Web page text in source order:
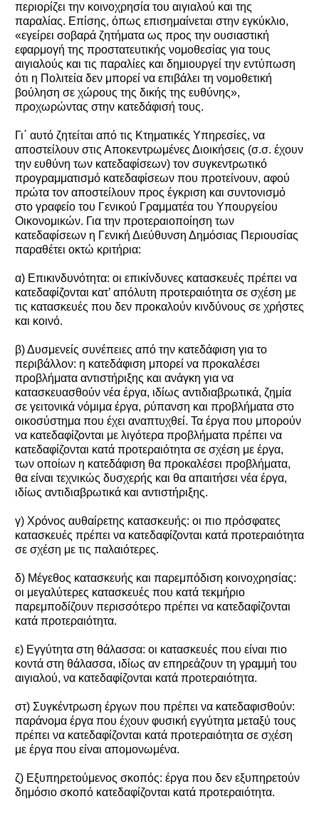
περιορίζει την κοινοχρησία του αιγιαλού και της
παραλίας. Επίσης, όπως επισημαίνεται στην εγκύκλιο,
«εγείρει σοβαρά ζητήματα ως προς την ουσιαστική
εφαρμογή της προστατευτικής νομοθεσίας για τους
αιγιαλούς και τις παραλίες και δημιουργεί την εντύπωση
ότι η Πολιτεία δεν μπορεί να επιβάλει τη νομοθετική
βούληση σε χώρους της δικής της ευθύνης»,
προχωρώντας στην κατεδάφισή τους.
Γι΄ αυτό ζητείται από τις Κτηματικές Υπηρεσίες, να
αποστείλουν στις Αποκεντρωμένες Διοικήσεις (σ.σ. έχουν
την ευθύνη των κατεδαφίσεων) τον συγκεντρωτικό
προγραμματισμό κατεδαφίσεων που προτείνουν, αφού
πρώτα τον αποστείλουν προς έγκριση και συντονισμό
στο γραφείο του Γενικού Γραμματέα του Υπουργείου
Οικονομικών. Για την προτεραιοποίηση των
κατεδαφίσεων η Γενική Διεύθυνση Δημόσιας Περιουσίας
παραθέτει οκτώ κριτήρια:
α) Επικινδυνότητα: οι επικίνδυνες κατασκευές πρέπει να
κατεδαφίζονται κατ’ απόλυτη προτεραιότητα σε σχέση με
τις κατασκευές που δεν προκαλούν κινδύνους σε χρήστες
και κοινό.
β) Δυσμενείς συνέπειες από την κατεδάφιση για το
περιβάλλον: η κατεδάφιση μπορεί να προκαλέσει
προβλήματα αντιστήριξης και ανάγκη για να
κατασκευασθούν νέα έργα, ιδίως αντιδιαβρωτικά, ζημία
σε γειτονικά νόμιμα έργα, ρύπανση και προβλήματα στο
οικοσύστημα που έχει αναπτυχθεί. Τα έργα που μπορούν
να κατεδαφίζονται με λιγότερα προβλήματα πρέπει να
κατεδαφίζονται κατά προτεραιότητα σε σχέση με έργα,
των οποίων η κατεδάφιση θα προκαλέσει προβλήματα,
θα είναι τεχνικώς δυσχερής και θα απαιτήσει νέα έργα,
ιδίως αντιδιαβρωτικά και αντιστήριξης.
γ) Χρόνος αυθαίρετης κατασκευής: οι πιο πρόσφατες
κατασκευές πρέπει να κατεδαφίζονται κατά προτεραιότητα
σε σχέση με τις παλαιότερες.
δ) Μέγεθος κατασκευής και παρεμπόδιση κοινοχρησίας:
οι μεγαλύτερες κατασκευές που κατά τεκμήριο
παρεμποδίζουν περισσότερο πρέπει να κατεδαφίζονται
κατά προτεραιότητα.
ε) Εγγύτητα στη θάλασσα: οι κατασκευές που είναι πιο
κοντά στη θάλασσα, ιδίως αν επηρεάζουν τη γραμμή του
αιγιαλού, να κατεδαφίζονται κατά προτεραιότητα.
στ) Συγκέντρωση έργων που πρέπει να κατεδαφισθούν:
παράνομα έργα που έχουν φυσική εγγύτητα μεταξύ τους
πρέπει να κατεδαφίζονται κατά προτεραιότητα σε σχέση
με έργα που είναι απομονωμένα.
ζ) Εξυπηρετούμενος σκοπός: έργα που δεν εξυπηρετούν
δημόσιο σκοπό κατεδαφίζονται κατά προτεραιότητα.